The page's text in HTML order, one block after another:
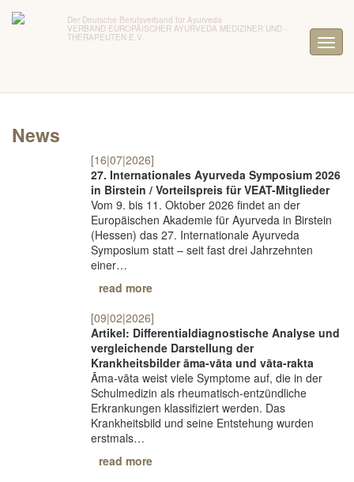
Der Deutsche Berufsverband für Ayurveda
VERBAND EUROPÄISCHER AYURVEDA MEDIZINER UND -
THERAPEUTEN E.V.
News
[16|07|2026]
27. Internationales Ayurveda Symposium 2026
in Birstein / Vorteilspreis für VEAT-Mitglieder
Vom 9. bis 11. Oktober 2026 findet an der
Europäischen Akademie für Ayurveda in Birstein
(Hessen) das 27. Internationale Ayurveda
Symposium statt – seit fast drei Jahrzehnten
einer…
read more
[09|02|2026]
Artikel: Differentialdiagnostische Analyse und
vergleichende Darstellung der
Krankheitsbilder āma-vāta und vāta-rakta
Āma-vāta weist viele Symptome auf, die in der
Schulmedizin als rheumatisch-entzündliche
Erkrankungen klassifiziert werden. Das
Krankheitsbild und seine Entstehung wurden
erstmals…
read more